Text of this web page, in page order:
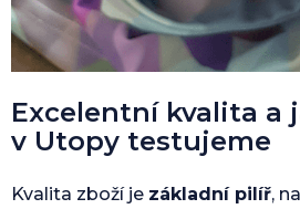
Excelentní kvalita a
v Utopy testujeme
Kvalita zboží je základní pilíř,